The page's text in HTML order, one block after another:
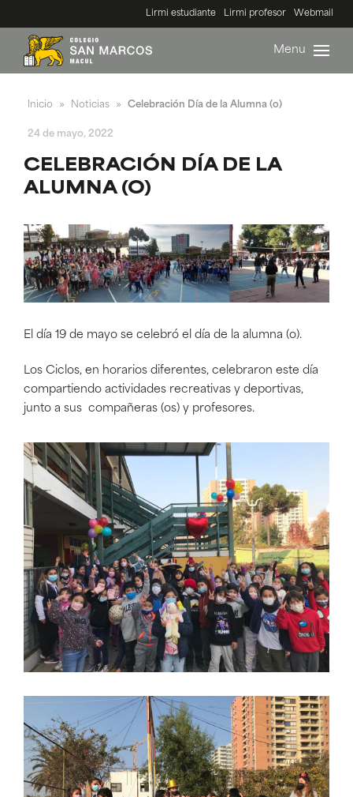
Lirmi estudiante Lirmi profesor Webmail
Menu
Inicio » Noticias » Celebración Día de la Alumna (o)
24 de mayo, 2022
CELEBRACIÓN DÍA DE LA
ALUMNA (O)
El día 19 de mayo se celebró el día de la alumna (o).
Los Ciclos, en horarios diferentes, celebraron este día
compartiendo actividades recreativas y deportivas,
junto a sus compañeras (os) y profesores.